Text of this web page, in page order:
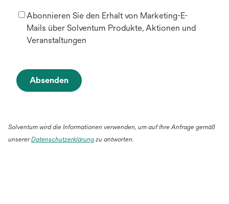
Abonnieren Sie den Erhalt von Marketing-E-
Mails über Solventum Produkte, Aktionen und
Veranstaltungen
Absenden
Solventum wird die Informationen verwenden, um auf Ihre Anfrage gemäß
unsererDatenschutzerklärung zu antworten.